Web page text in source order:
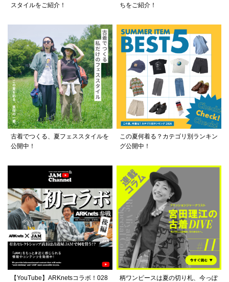
スタイルをご紹介！
ちをご紹介！
古着でつくる、夏フェススタイルを
公開中！
この夏何着る？カテゴリ別ランキン
グ公開中！
【YouTube】ARKnetsコラボ！028
柄ワンピースは夏の切り札、今っぽ